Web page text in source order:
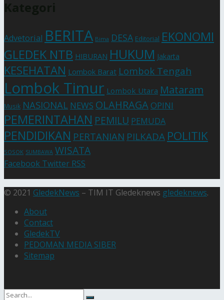
Advetorial BERITA Bima DESA Editorial EKONOMI
GLEDEK NTB HIBURAN HUKUM Jakarta
KESEHATAN Lombok Barat Lombok Tengah
Lombok Timur Lombok Utara Mataram
Musik NASIONAL NEWS OLAHRAGA OPINI
PEMERINTAHAN PEMILU PEMUDA
PENDIDIKAN PERTANIAN PILKADA POLITIK
SOSOK SUMBAWA WISATA
Facebook Twitter RSS
© 2021 GledekNews – TIM IT Gledeknews gledeknews.
About
Contact
GledekTV
PEDOMAN MEDIA SIBER
Sitemap